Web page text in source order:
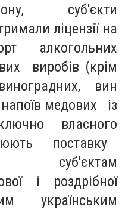
суб'єкти
ліцензії на
алкогольних
виробів (крім
вин
медових із
власного
поставку
суб'єктам
і роздрібної
українським